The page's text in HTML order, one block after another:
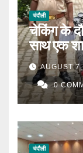
चंदौली
चेकिंग के
साथ एक
मुकदमों का
AUGUST
0
चंदौली